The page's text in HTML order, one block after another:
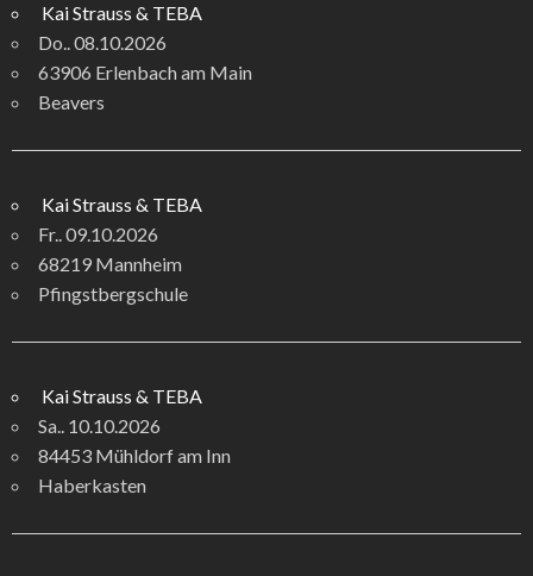
Kai Strauss & TEBA
Do.. 08.10.2026
63906 Erlenbach am Main
Beavers
Kai Strauss & TEBA
Fr.. 09.10.2026
68219 Mannheim
Pfingstbergschule
Kai Strauss & TEBA
Sa.. 10.10.2026
84453 Mühldorf am Inn
Haberkasten